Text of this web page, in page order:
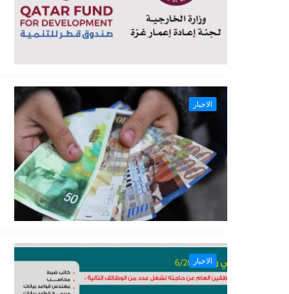
الاخبار
الاخبار